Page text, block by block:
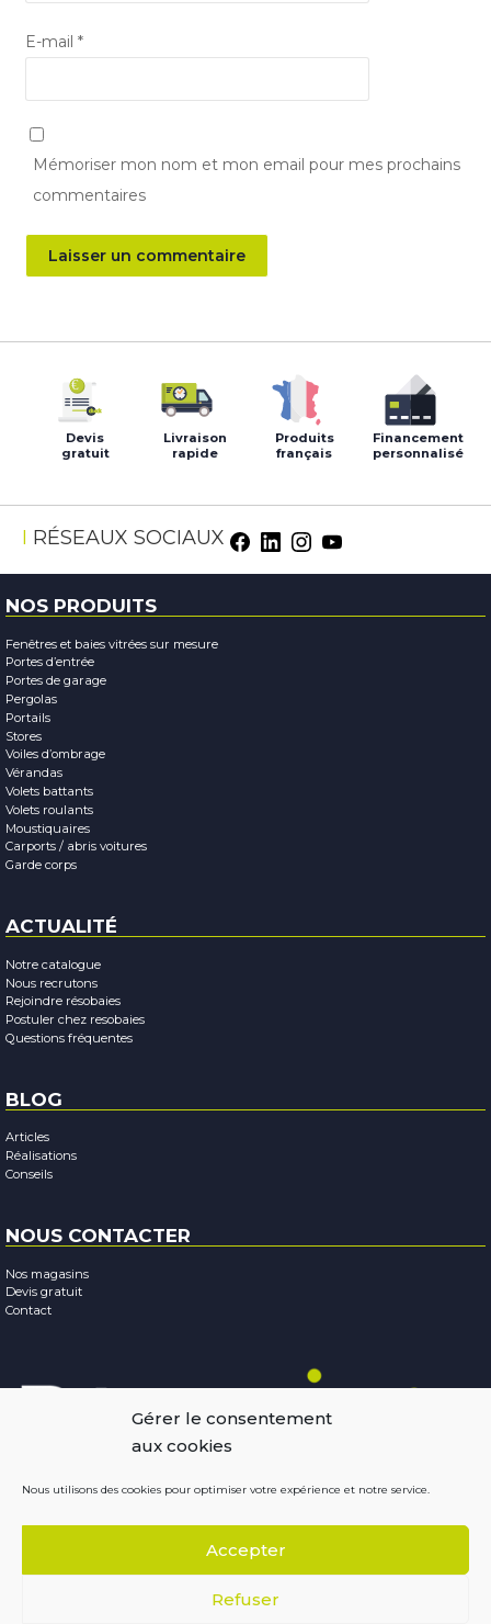
Gérer le consentement
aux cookies
Nous utilisons des cookies pour optimiser votre expérience et notre service.
Accepter
Refuser
E-mail *
Mémoriser mon nom et mon email pour mes prochains
commentaires
Devis
gratuit
Livraison
rapide
Produits
français
Financement
personnalisé
RÉSEAUX SOCIAUX
NOS PRODUITS
Fenêtres et baies vitrées sur mesure
Portes d’entrée
Portes de garage
Pergolas
Portails
Stores
Voiles d’ombrage
Vérandas
Volets battants
Volets roulants
Moustiquaires
Carports / abris voitures
Garde corps
ACTUALITÉ
Notre catalogue
Nous recrutons
Rejoindre résobaies
Postuler chez resobaies
Questions fréquentes
BLOG
Articles
Réalisations
Conseils
NOUS CONTACTER
Nos magasins
Devis gratuit
Contact